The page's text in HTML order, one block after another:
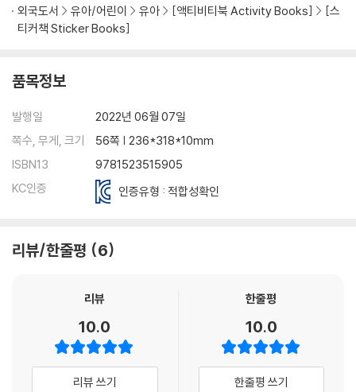
외국도서
유아/어린이 유아 [액티비티북 Activity Books]
[스
티커책 Sticker Books]
품목정보
발행일
2022년 06월 07일
쪽수, 무게, 크기
56쪽 | 236*318*10mm
ISBN13
9781523515905
KC인증
인증유형 : 적합성확인
리뷰/한줄평 6
리뷰
10.0
리뷰 쓰기
한줄평
10.0
한줄평 쓰기